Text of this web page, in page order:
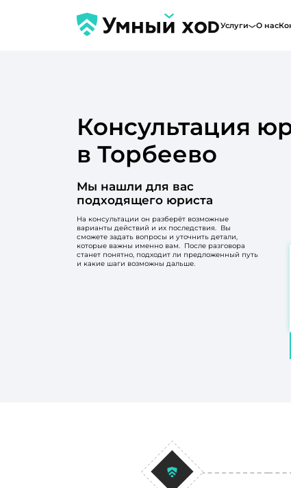
Услуги О нас
Консультация
в Торбеево
Мы нашли для вас
подходящего юриста
На консультации он разберёт возможные
варианты действий и их последствия. Вы
сможете задать вопросы и уточнить детали,
которые важны именно вам. После разговора
станет понятно, подходит ли предложенный путь
и какие шаги возможны дальше.